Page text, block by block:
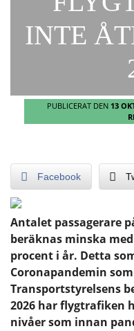
INTE
PUBLICERAT DEN 13
Facebook
Antalet passagerare
beräknas minska
procent i år. Detta
Coronapandemin
Transportstyrelsens
2026 har flygtrafiken
nivåer som innan